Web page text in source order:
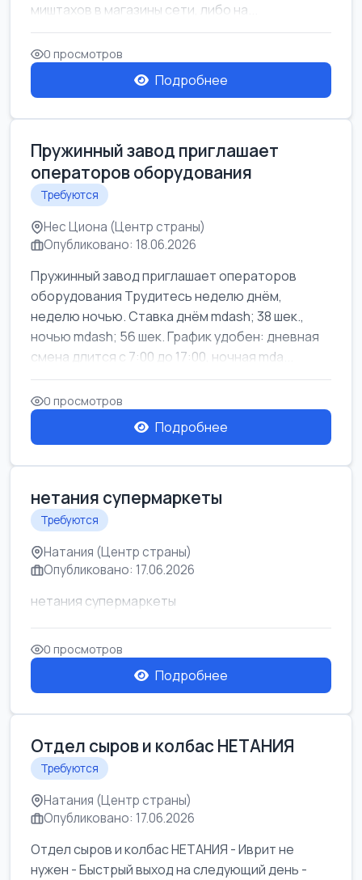
миштахов в магазины сети, либо на...
0 просмотров
Подробнее
Пружинный завод приглашает
операторов оборудования
Требуются
Нес Циона (Центр страны)
Опубликовано: 18.06.2026
Пружинный завод приглашает операторов
оборудования Трудитесь неделю днём,
неделю ночью. Ставка днём mdash; 38 шек.,
ночью mdash; 56 шек. График удобен: дневная
смена длится с 7:00 до 17:00, ночная mda...
0 просмотров
Подробнее
нетания супермаркеты
Требуются
Натания (Центр страны)
Опубликовано: 17.06.2026
нетания супермаркеты
0 просмотров
Подробнее
Отдел сыров и колбас НЕТАНИЯ
Требуются
Натания (Центр страны)
Опубликовано: 17.06.2026
Отдел сыров и колбас НЕТАНИЯ - Иврит не
нужен - Быстрый выход на следующий день -